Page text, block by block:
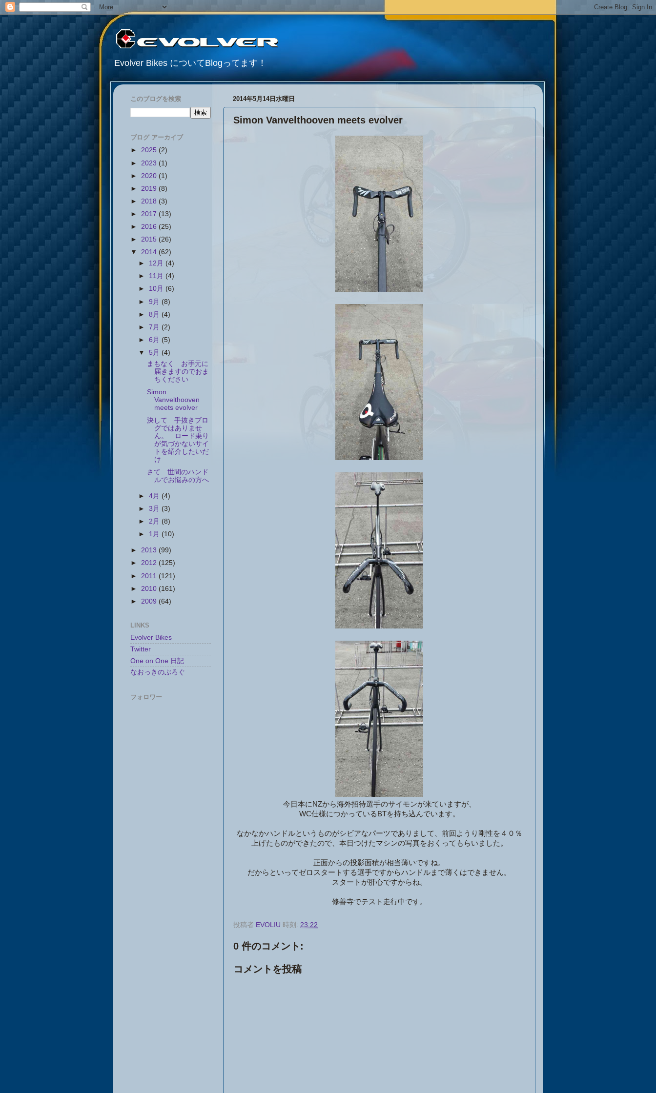
Evolver Bikes についてBlogってます！
2014年5月14日水曜日
Simon Vanvelthooven meets evolver
今日本にNZから海外招待選手のサイモンが来ていますが、
WC仕様につかっているBTを持ち込んでいます。
なかなかハンドルというものがシビアなパーツでありまして、前回ようり剛性を４０％
上げたものができたので、本日つけたマシンの写真をおくってもらいました。
正面からの投影面積が相当薄いですね。
だからといってゼロスタートする選手ですからハンドルまで薄くはできません。
スタートが肝心ですからね。
修善寺でテスト走行中です。
投稿者 EVOLIU 時刻: 23:22
0 件のコメント:
コメントを投稿
このブログを検索
ブログ アーカイブ
► 2025 (2)
► 2023 (1)
► 2020 (1)
► 2019 (8)
► 2018 (3)
► 2017 (13)
► 2016 (25)
► 2015 (26)
▼ 2014 (62)
► 12月 (4)
► 11月 (4)
► 10月 (6)
►9月 (8)
►8月 (4)
►7月 (2)
►6月 (5)
▼ 5月 (4)
まもなく お手元に
届きますのでおま
ちください
Simon
Vanvelthooven
meets evolver
決して 手抜きブロ
グではありませ
ん。 ロード乗り
が気づかないサイ
トを紹介したいだ
け
さて 世間のハンド
ルでお悩みの方へ
►4月 (4)
►3月 (3)
►2月 (8)
► 1月 (10)
► 2013 (99)
► 2012 (125)
► 2011 (121)
► 2010 (161)
► 2009 (64)
LINKS
Evolver Bikes
Twitter
One on One 日記
なおっきのぶろぐ
フォロワー